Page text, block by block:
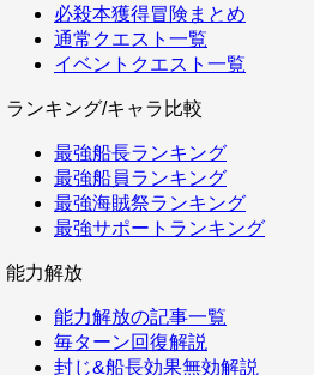
必殺本獲得冒険まとめ
通常クエスト一覧
イベントクエスト一覧
ランキング/キャラ比較
最強船長ランキング
最強船員ランキング
最強海賊祭ランキング
最強サポートランキング
能力解放
能力解放の記事一覧
毎ターン回復解説
封じ&船長効果無効解説